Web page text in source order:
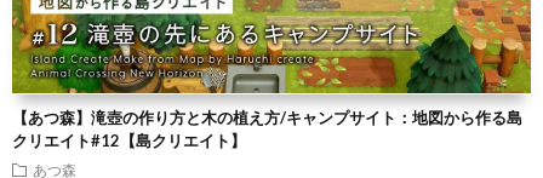
【あつ森】滝壺の作り方と木の植え方/キャンプサイト：地図から作る島
クリエイト#12【島クリエイト】
あつ森